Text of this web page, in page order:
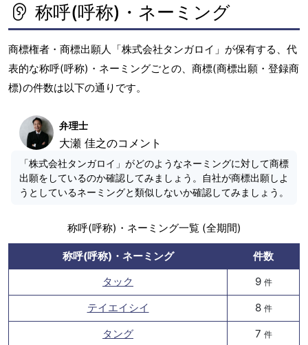
称呼(呼称)・ネーミング
商標権者・商標出願人「株式会社タンガロイ」が保有する、代
表的な称呼(呼称)・ネーミングごとの、商標(商標出願・登録商
標)の件数は以下の通りです。
弁理士
大瀬 佳之のコメント
「株式会社タンガロイ」がどのようなネーミングに対して商標
出願をしているのか確認してみましょう。自社が商標出願しよ
うとしているネーミングと類似しないか確認してみましょう。
称呼(呼称)・ネーミング一覧 (全期間)
称呼(呼称)・ネーミング
件数
タック
9 件
テイエイシイ 8 件
タング 7 件